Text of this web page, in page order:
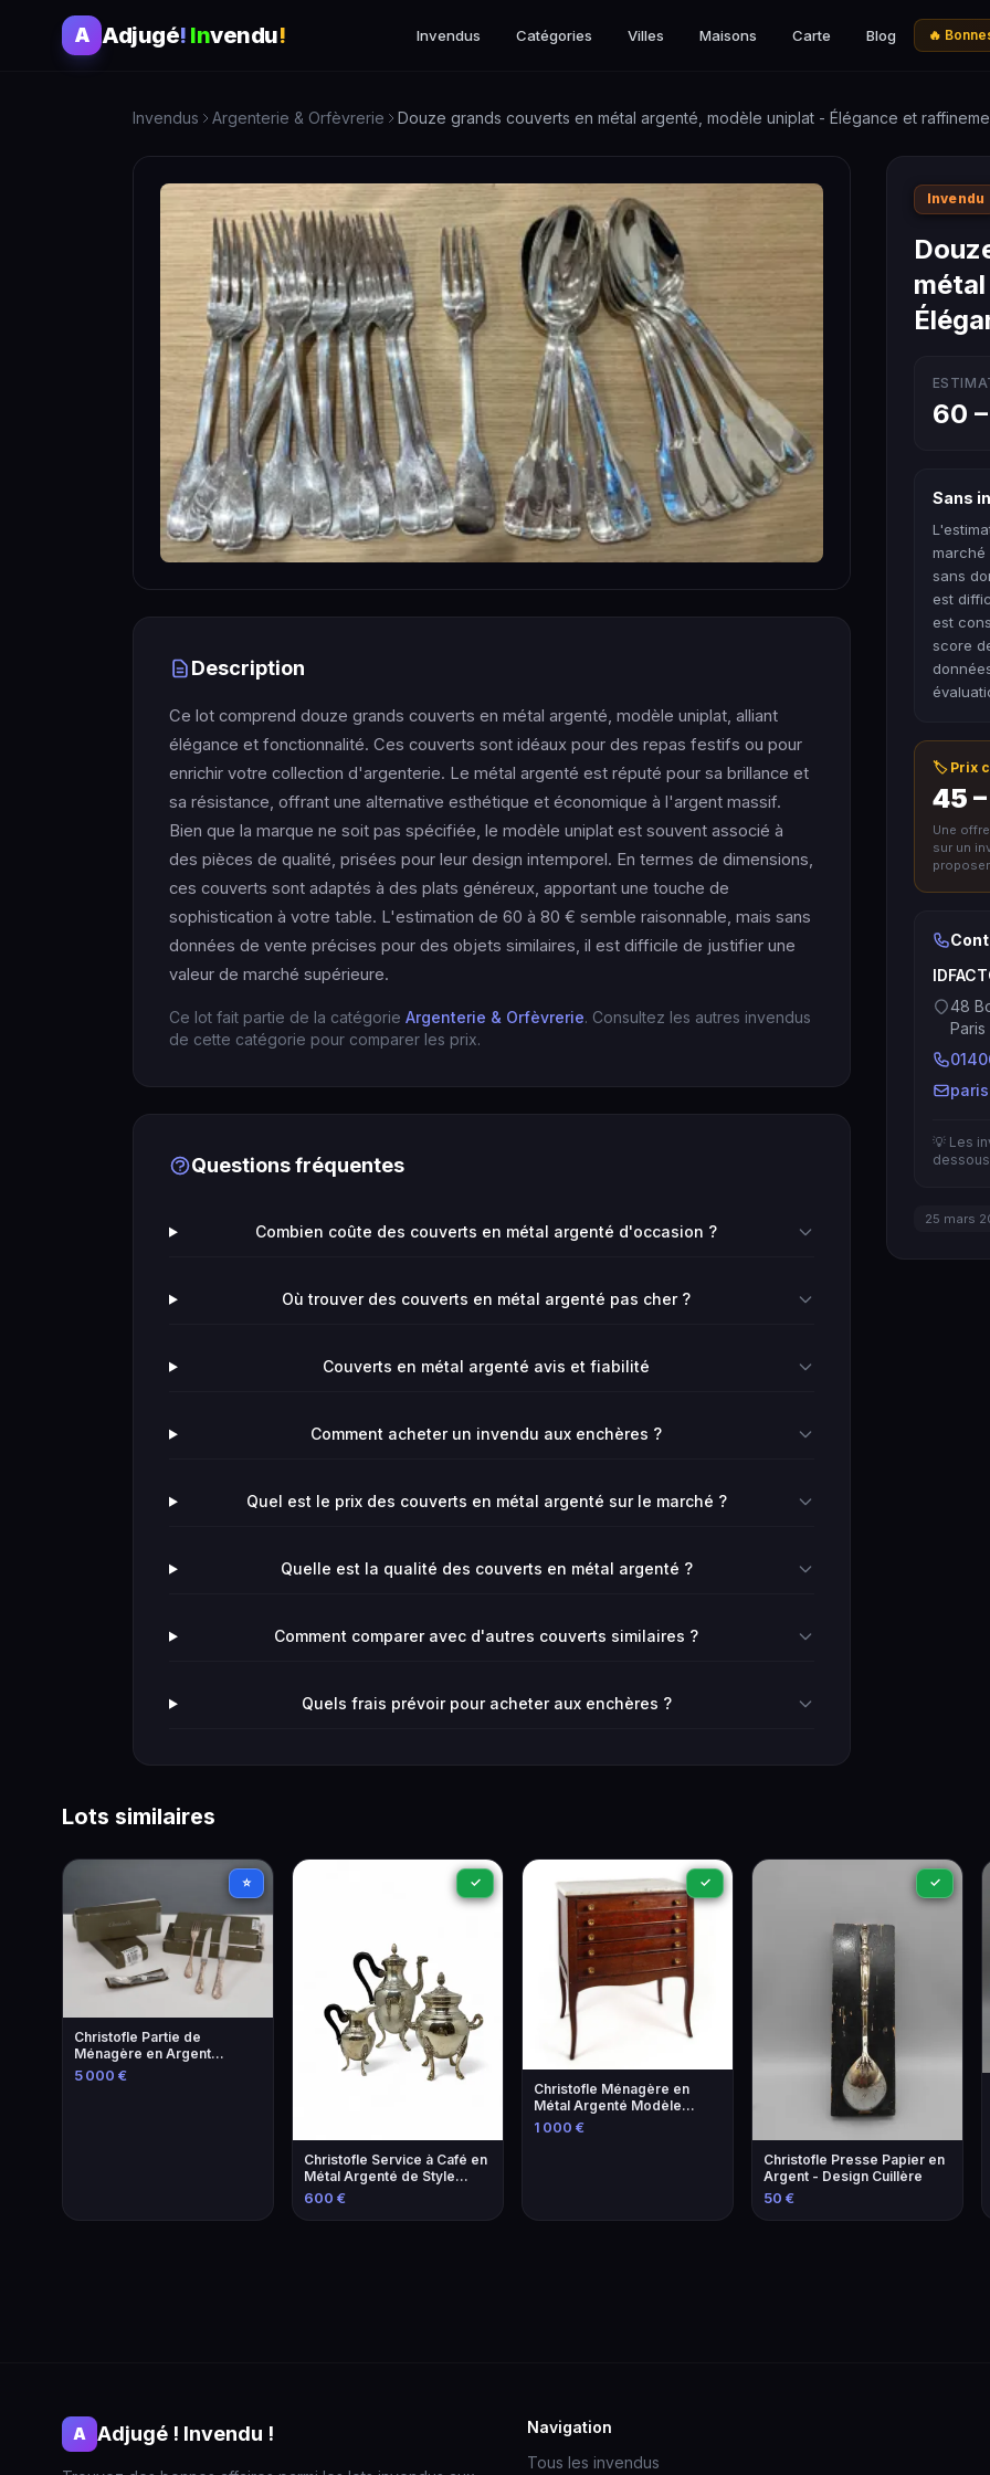
A Adjugé! Invendu! Invendus Catégories Villes Maisons Carte Blog 🔥
Invendus Argenterie & Orfèvrerie Douze grands couverts en métal argenté, modèle uniplat - Élégance et
Description
Ce lot comprend douze grands couverts en métal argenté, modèle uniplat, alliant
élégance et fonctionnalité. Ces couverts sont idéaux pour des repas festifs ou pour
enrichir votre collection d'argenterie. Le métal argenté est réputé pour sa brillance et
sa résistance, offrant une alternative esthétique et économique à l'argent massif.
Bien que la marque ne soit pas spécifiée, le modèle uniplat est souvent associé à
des pièces de qualité, prisées pour leur design intemporel. En termes de dimensions,
ces couverts sont adaptés à des plats généreux, apportant une touche de
sophistication à votre table. L'estimation de 60 à 80 € semble raisonnable, mais sans
données de vente précises pour des objets similaires, il est difficile de justifier une
valeur de marché supérieure.
Ce lot fait partie de la catégorie Argenterie & Orfèvrerie. Consultez les autres invendus
de cette catégorie pour comparer les prix.
Questions fréquentes
Combien coûte des couverts en métal argenté d'occasion ?
Où trouver des couverts en métal argenté pas cher ?
Couverts en métal argenté avis et fiabilité
Comment acheter un invendu aux enchères ?
Quel est le prix des couverts en métal argenté sur le marché ?
Quelle est la qualité des couverts en métal argenté ?
Comment comparer avec d'autres couverts similaires ?
Quels frais prévoir pour acheter aux enchères ?
Invendu
60
Sans
marché
sans
est
est
score
🏷️ Prix
45
Une
sur un
48
Paris
💡 Les
25 mars
Lots similaires
⭐
Christofle Partie de
Ménagère en Argent
Sterling 925
5 000 €
✓
Christofle Service à Café en
Métal Argenté de Style
Empire
600 €
✓
Christofle Ménagère en
Métal Argenté Modèle
Coquille - Élégance et
1 000 €
✓
Christofle Presse Papier en
Argent - Design Cuillère
50 €
A Adjugé ! Invendu !
Navigation
Tous les invendus